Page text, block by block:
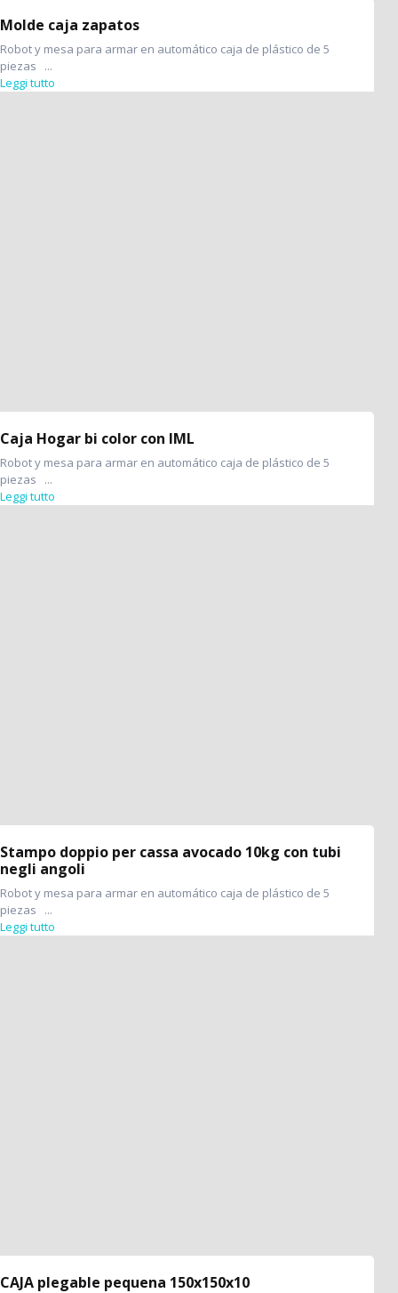
Molde caja zapatos
Robot y mesa para armar en automático caja de plástico de 5
piezas ...
Leggi tutto
Caja Hogar bi color con IML
Robot y mesa para armar en automático caja de plástico de 5
piezas ...
Leggi tutto
Stampo doppio per cassa avocado 10kg con tubi
negli angoli
Robot y mesa para armar en automático caja de plástico de 5
piezas ...
Leggi tutto
CAJA plegable pequena 150x150x10